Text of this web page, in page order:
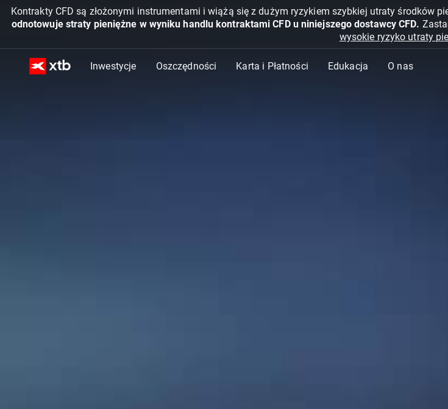
Kontrakty CFD są złożonymi instrumentami i wiążą się z dużym ryzykiem szybkiej utraty środków
odnotowuje straty pieniężne w wyniku handlu kontraktami CFD u niniejszego dostawcy CFD.
wysokie ryzyko utraty
Inwestycje Oszczędności Karta i Płatności Edukacja O nas